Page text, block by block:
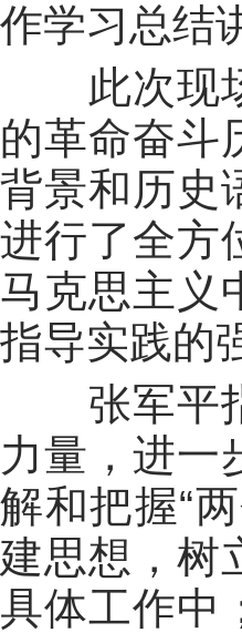
作学习总结
此次现场
的革命奋斗
背景和历史
进行了全方
马克思主义
指导实践的
张军平指
力量，进一
解和把握“
建思想，树
具体工作中